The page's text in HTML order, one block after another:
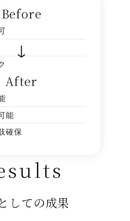
Before
After
能
確保
しての成果